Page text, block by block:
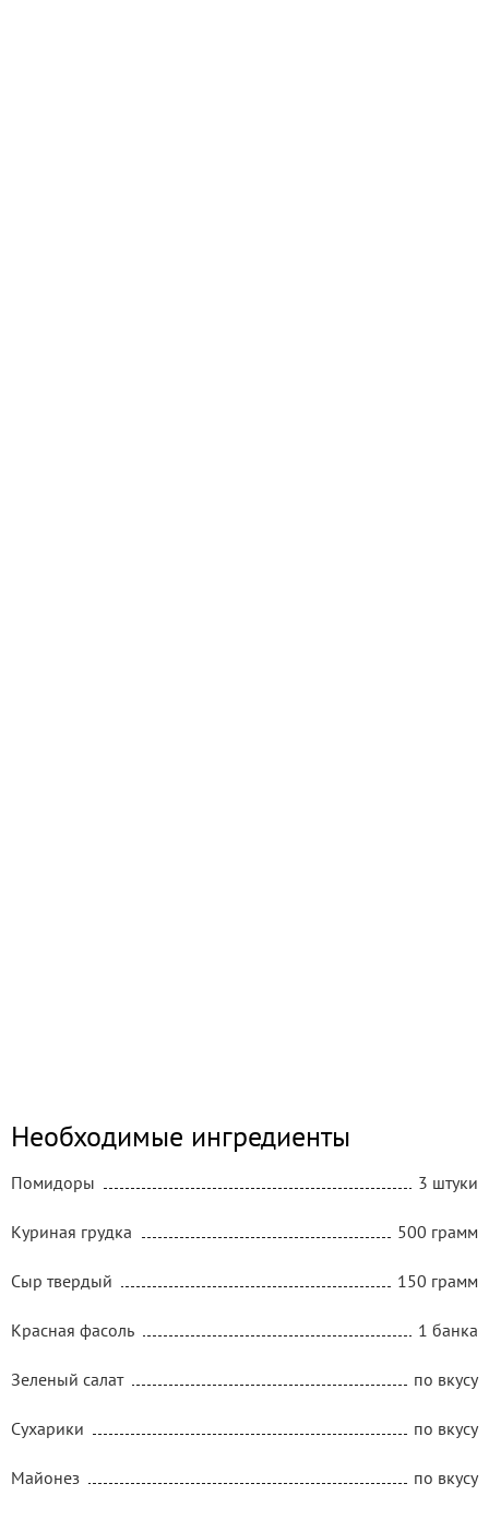
Необходимые ингредиенты
Помидоры 3 штуки
Куриная грудка 500 грамм
Сыр твердый 150 грамм
Красная фасоль 1 банка
Зеленый салат по вкусу
Сухарики по вкусу
Майонез по вкусу